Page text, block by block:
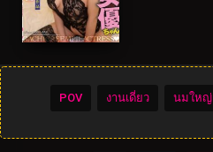
POV งานเดี่ยว นมใหญ่